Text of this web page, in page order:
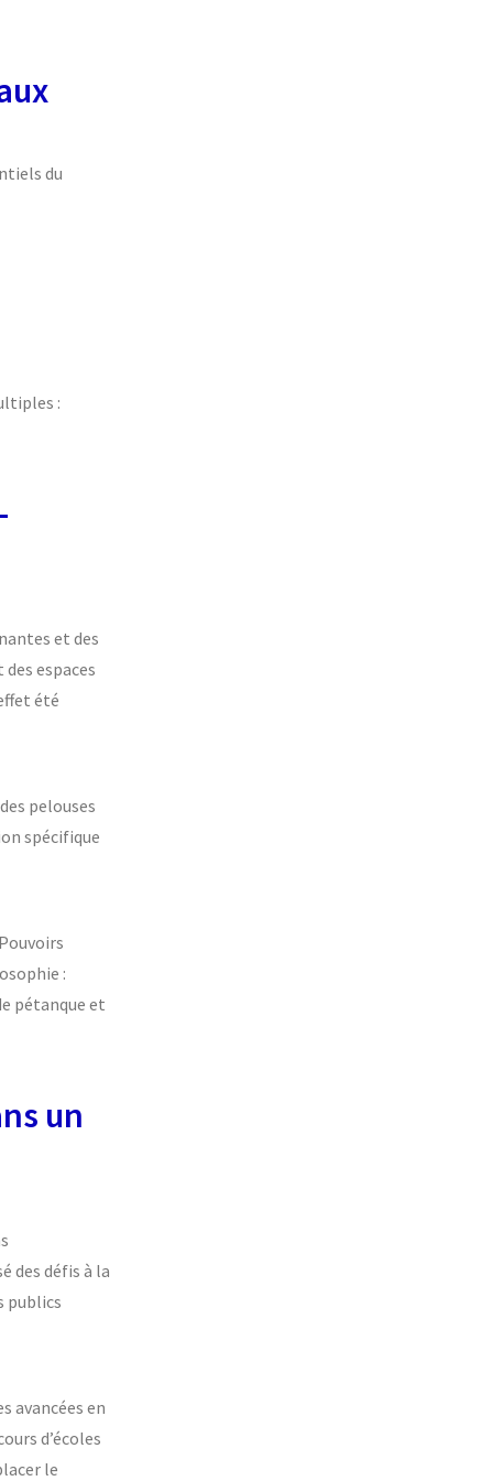
du
:
et des
espaces
été
pelouses
spécifique
:
pétanque et
un
des défis à la
publics
avancées en
d’écoles
le